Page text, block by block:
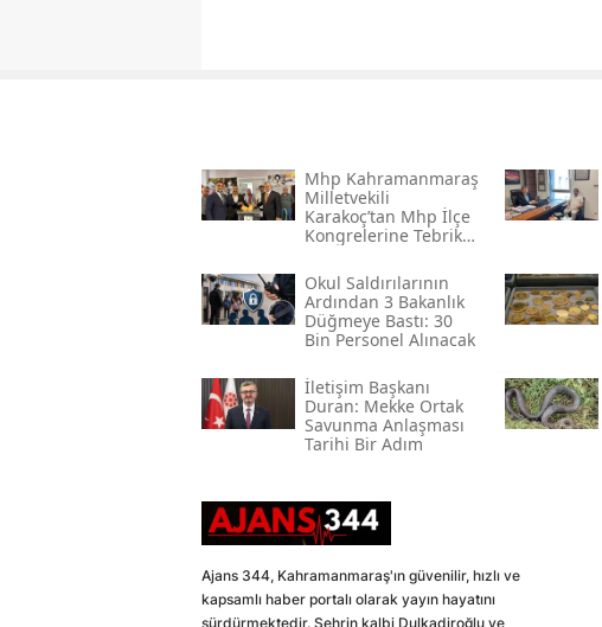
Mhp Kahramanmaraş
Milletvekili
Karakoç’tan Mhp İlçe
Kongrelerine Tebrik
Okul Saldırılarının
Ardından 3 Bakanlık
Düğmeye Bastı: 30
Bin Personel Alınacak
İletişim Başkanı
Duran: Mekke Ortak
Savunma Anlaşması
Tarihi Bir Adım
Ajans 344, Kahramanmaraş'ın güvenilir, hızlı ve
kapsamlı haber portalı olarak yayın hayatını
sürdürmektedir. Şehrin kalbi Dulkadiroğlu ve